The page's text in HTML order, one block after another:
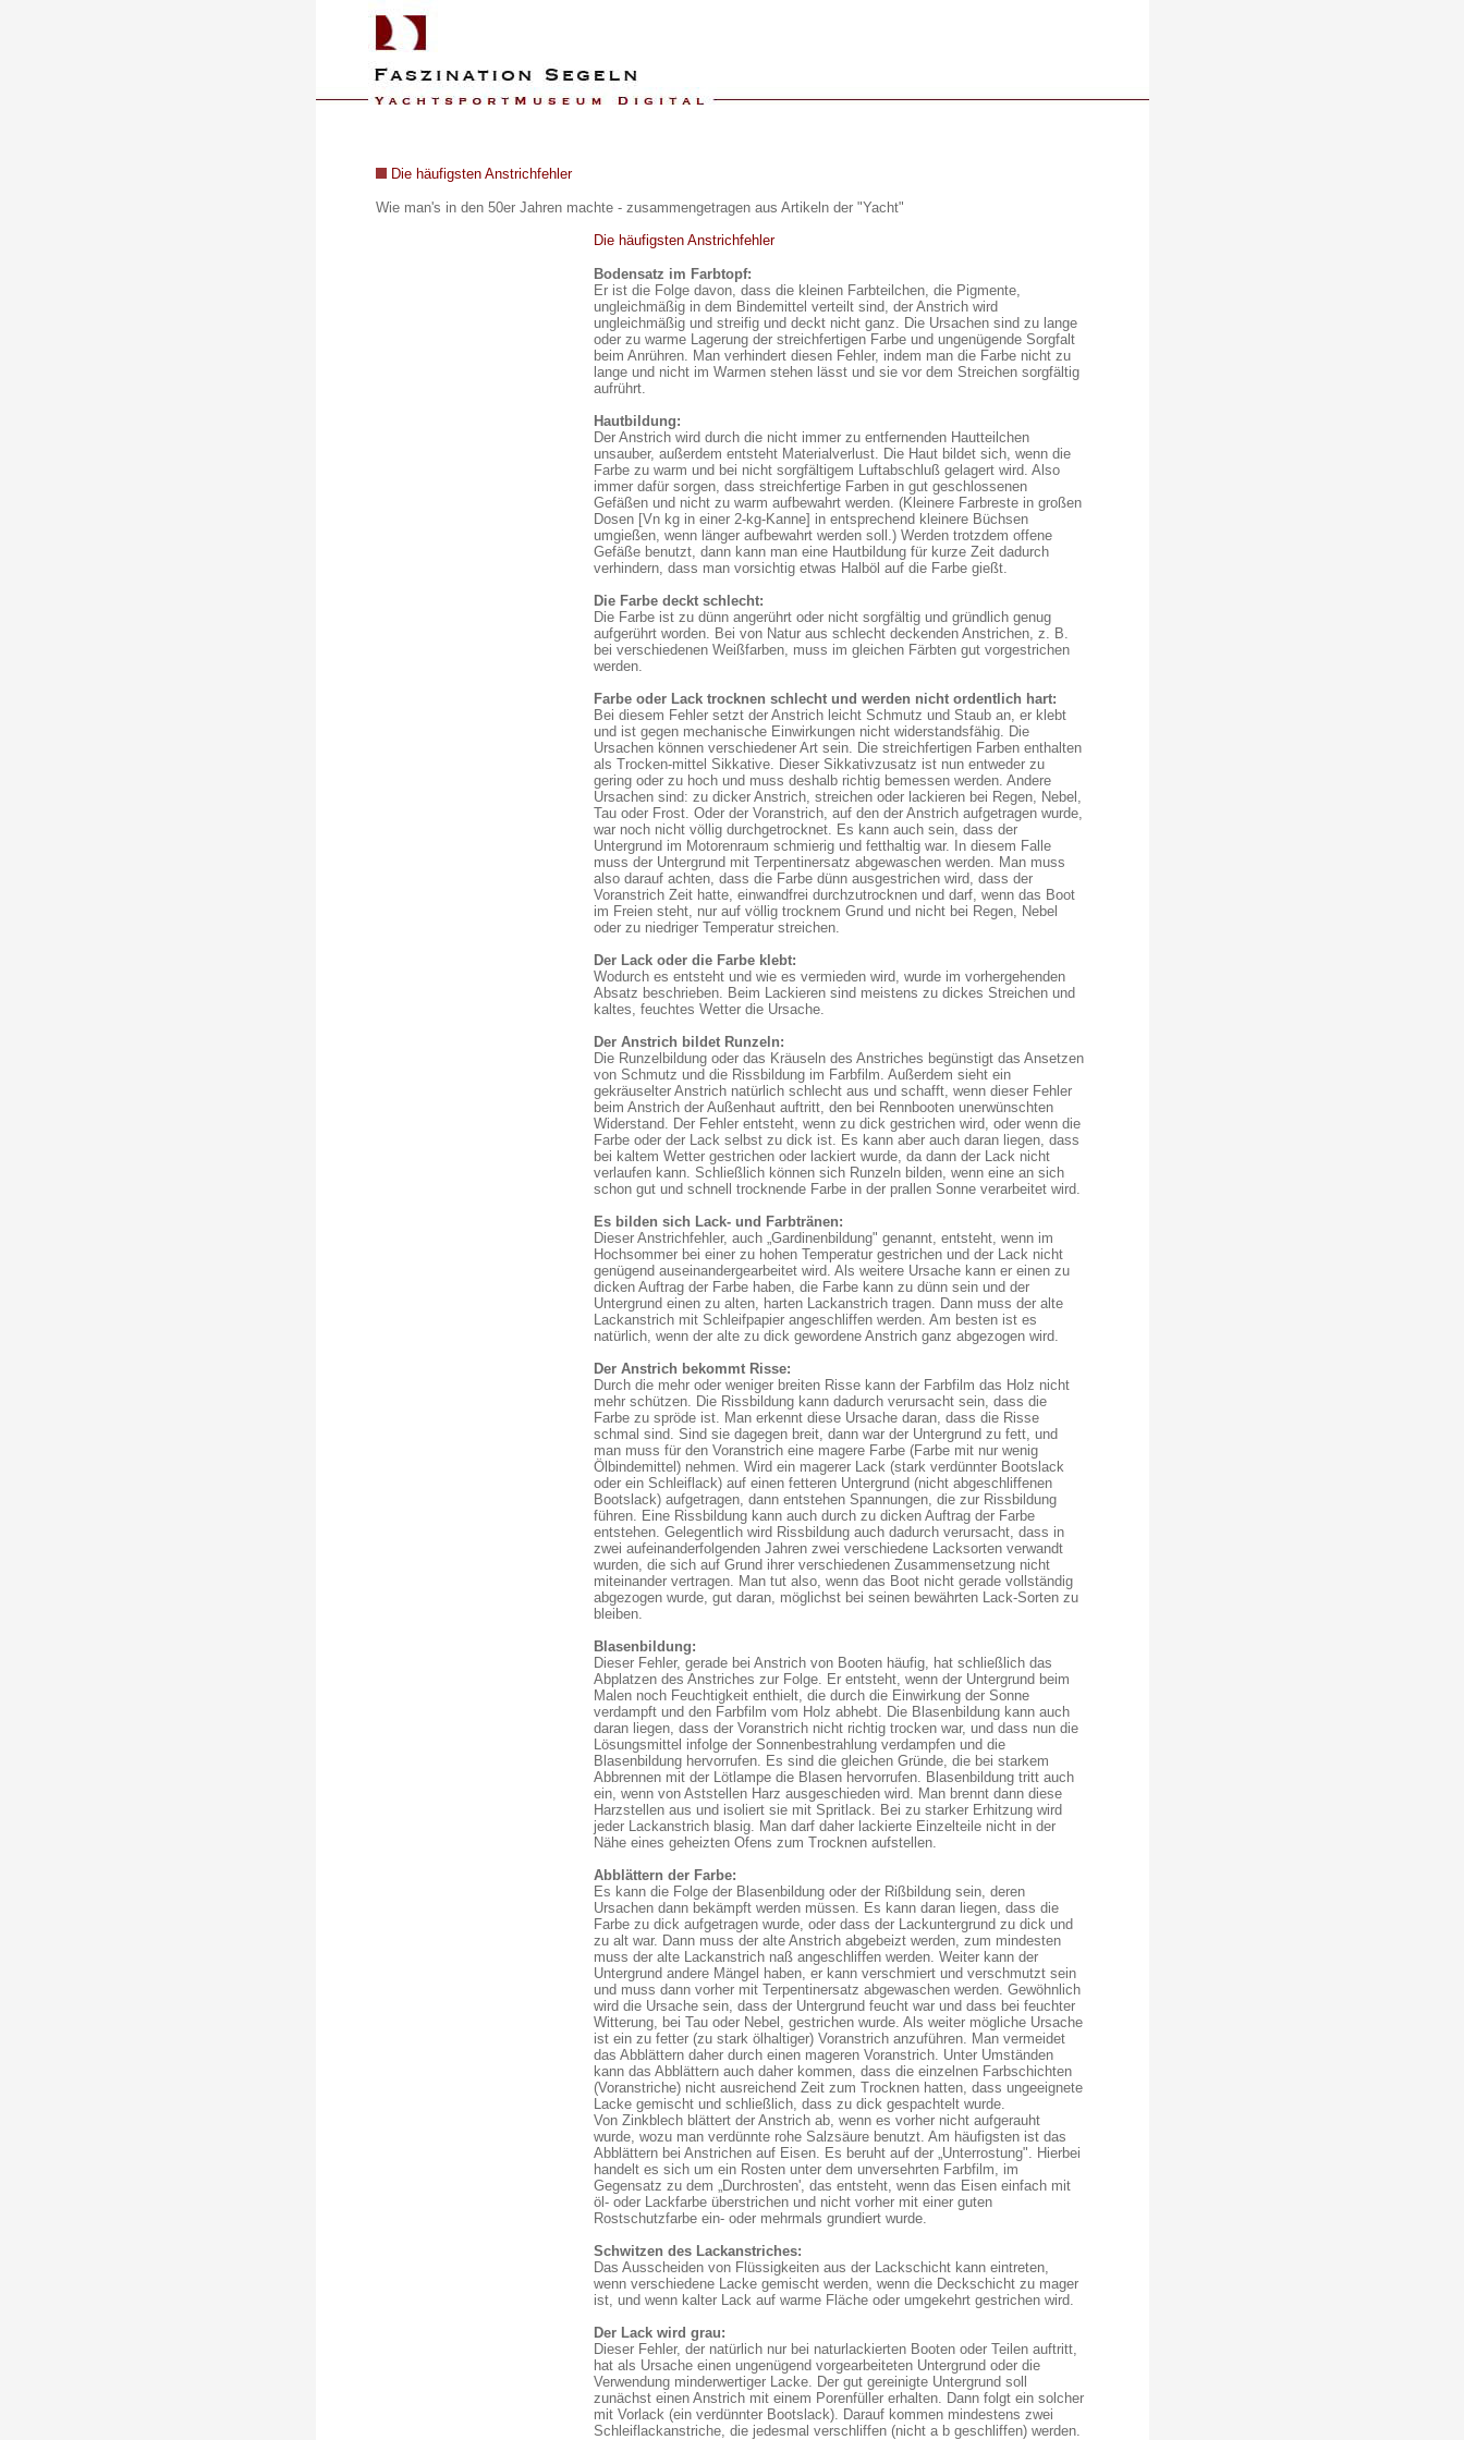
Die häufigsten Anstrichfehler
Wie man's in den 50er Jahren machte - zusammengetragen aus Artikeln der "Yacht"
Die häufigsten Anstrichfehler
Bodensatz im Farbtopf:
Er ist die Folge davon, dass die kleinen Farbteilchen, die Pigmente,
ungleichmäßig in dem Bindemittel verteilt sind, der Anstrich wird
ungleichmäßig und streifig und deckt nicht ganz. Die Ursachen sind zu lange
oder zu warme Lagerung der streichfertigen Farbe und ungenügende Sorgfalt
beim Anrühren. Man verhindert diesen Fehler, indem man die Farbe nicht zu
lange und nicht im Warmen stehen lässt und sie vor dem Streichen sorgfältig
aufrührt.
Hautbildung:
Der Anstrich wird durch die nicht immer zu entfernenden Hautteilchen
unsauber, außerdem entsteht Materialverlust. Die Haut bildet sich, wenn die
Farbe zu warm und bei nicht sorgfältigem Luftabschluß gelagert wird. Also
immer dafür sorgen, dass streichfertige Farben in gut geschlossenen
Gefäßen und nicht zu warm aufbewahrt werden. (Kleinere Farbreste in großen
Dosen [Vn kg in einer 2-kg-Kanne] in entsprechend kleinere Büchsen
umgießen, wenn länger aufbewahrt werden soll.) Werden trotzdem offene
Gefäße benutzt, dann kann man eine Hautbildung für kurze Zeit dadurch
verhindern, dass man vorsichtig etwas Halböl auf die Farbe gießt.
Die Farbe deckt schlecht:
Die Farbe ist zu dünn angerührt oder nicht sorgfältig und gründlich genug
aufgerührt worden. Bei von Natur aus schlecht deckenden Anstrichen, z. B.
bei verschiedenen Weißfarben, muss im gleichen Färbten gut vorgestrichen
werden.
Farbe oder Lack trocknen schlecht und werden nicht ordentlich hart:
Bei diesem Fehler setzt der Anstrich leicht Schmutz und Staub an, er klebt
und ist gegen mechanische Einwirkungen nicht widerstandsfähig. Die
Ursachen können verschiedener Art sein. Die streichfertigen Farben enthalten
als Trocken-mittel Sikkative. Dieser Sikkativzusatz ist nun entweder zu
gering oder zu hoch und muss deshalb richtig bemessen werden. Andere
Ursachen sind: zu dicker Anstrich, streichen oder lackieren bei Regen, Nebel,
Tau oder Frost. Oder der Voranstrich, auf den der Anstrich aufgetragen wurde,
war noch nicht völlig durchgetrocknet. Es kann auch sein, dass der
Untergrund im Motorenraum schmierig und fetthaltig war. In diesem Falle
muss der Untergrund mit Terpentinersatz abgewaschen werden. Man muss
also darauf achten, dass die Farbe dünn ausgestrichen wird, dass der
Voranstrich Zeit hatte, einwandfrei durchzutrocknen und darf, wenn das Boot
im Freien steht, nur auf völlig trocknem Grund und nicht bei Regen, Nebel
oder zu niedriger Temperatur streichen.
Der Lack oder die Farbe klebt:
Wodurch es entsteht und wie es vermieden wird, wurde im vorhergehenden
Absatz beschrieben. Beim Lackieren sind meistens zu dickes Streichen und
kaltes, feuchtes Wetter die Ursache.
Der Anstrich bildet Runzeln:
Die Runzelbildung oder das Kräuseln des Anstriches begünstigt das Ansetzen
von Schmutz und die Rissbildung im Farbfilm. Außerdem sieht ein
gekräuselter Anstrich natürlich schlecht aus und schafft, wenn dieser Fehler
beim Anstrich der Außenhaut auftritt, den bei Rennbooten unerwünschten
Widerstand. Der Fehler entsteht, wenn zu dick gestrichen wird, oder wenn die
Farbe oder der Lack selbst zu dick ist. Es kann aber auch daran liegen, dass
bei kaltem Wetter gestrichen oder lackiert wurde, da dann der Lack nicht
verlaufen kann. Schließlich können sich Runzeln bilden, wenn eine an sich
schon gut und schnell trocknende Farbe in der prallen Sonne verarbeitet wird.
Es bilden sich Lack- und Farbtränen:
Dieser Anstrichfehler, auch „Gardinenbildung" genannt, entsteht, wenn im
Hochsommer bei einer zu hohen Temperatur gestrichen und der Lack nicht
genügend auseinandergearbeitet wird. Als weitere Ursache kann er einen zu
dicken Auftrag der Farbe haben, die Farbe kann zu dünn sein und der
Untergrund einen zu alten, harten Lackanstrich tragen. Dann muss der alte
Lackanstrich mit Schleifpapier angeschliffen werden. Am besten ist es
natürlich, wenn der alte zu dick gewordene Anstrich ganz abgezogen wird.
Der Anstrich bekommt Risse:
Durch die mehr oder weniger breiten Risse kann der Farbfilm das Holz nicht
mehr schützen. Die Rissbildung kann dadurch verursacht sein, dass die
Farbe zu spröde ist. Man erkennt diese Ursache daran, dass die Risse
schmal sind. Sind sie dagegen breit, dann war der Untergrund zu fett, und
man muss für den Voranstrich eine magere Farbe (Farbe mit nur wenig
Ölbindemittel) nehmen. Wird ein magerer Lack (stark verdünnter Bootslack
oder ein Schleiflack) auf einen fetteren Untergrund (nicht abgeschliffenen
Bootslack) aufgetragen, dann entstehen Spannungen, die zur Rissbildung
führen. Eine Rissbildung kann auch durch zu dicken Auftrag der Farbe
entstehen. Gelegentlich wird Rissbildung auch dadurch verursacht, dass in
zwei aufeinanderfolgenden Jahren zwei verschiedene Lacksorten verwandt
wurden, die sich auf Grund ihrer verschiedenen Zusammensetzung nicht
miteinander vertragen. Man tut also, wenn das Boot nicht gerade vollständig
abgezogen wurde, gut daran, möglichst bei seinen bewährten Lack-Sorten zu
bleiben.
Blasenbildung:
Dieser Fehler, gerade bei Anstrich von Booten häufig, hat schließlich das
Abplatzen des Anstriches zur Folge. Er entsteht, wenn der Untergrund beim
Malen noch Feuchtigkeit enthielt, die durch die Einwirkung der Sonne
verdampft und den Farbfilm vom Holz abhebt. Die Blasenbildung kann auch
daran liegen, dass der Voranstrich nicht richtig trocken war, und dass nun die
Lösungsmittel infolge der Sonnenbestrahlung verdampfen und die
Blasenbildung hervorrufen. Es sind die gleichen Gründe, die bei starkem
Abbrennen mit der Lötlampe die Blasen hervorrufen. Blasenbildung tritt auch
ein, wenn von Aststellen Harz ausgeschieden wird. Man brennt dann diese
Harzstellen aus und isoliert sie mit Spritlack. Bei zu starker Erhitzung wird
jeder Lackanstrich blasig. Man darf daher lackierte Einzelteile nicht in der
Nähe eines geheizten Ofens zum Trocknen aufstellen.
Abblättern der Farbe:
Es kann die Folge der Blasenbildung oder der Rißbildung sein, deren
Ursachen dann bekämpft werden müssen. Es kann daran liegen, dass die
Farbe zu dick aufgetragen wurde, oder dass der Lackuntergrund zu dick und
zu alt war. Dann muss der alte Anstrich abgebeizt werden, zum mindesten
muss der alte Lackanstrich naß angeschliffen werden. Weiter kann der
Untergrund andere Mängel haben, er kann verschmiert und verschmutzt sein
und muss dann vorher mit Terpentinersatz abgewaschen werden. Gewöhnlich
wird die Ursache sein, dass der Untergrund feucht war und dass bei feuchter
Witterung, bei Tau oder Nebel, gestrichen wurde. Als weiter mögliche Ursache
ist ein zu fetter (zu stark ölhaltiger) Voranstrich anzuführen. Man vermeidet
das Abblättern daher durch einen mageren Voranstrich. Unter Umständen
kann das Abblättern auch daher kommen, dass die einzelnen Farbschichten
(Voranstriche) nicht ausreichend Zeit zum Trocknen hatten, dass ungeeignete
Lacke gemischt und schließlich, dass zu dick gespachtelt wurde.
Von Zinkblech blättert der Anstrich ab, wenn es vorher nicht aufgerauht
wurde, wozu man verdünnte rohe Salzsäure benutzt. Am häufigsten ist das
Abblättern bei Anstrichen auf Eisen. Es beruht auf der „Unterrostung". Hierbei
handelt es sich um ein Rosten unter dem unversehrten Farbfilm, im
Gegensatz zu dem „Durchrosten', das entsteht, wenn das Eisen einfach mit
öl- oder Lackfarbe überstrichen und nicht vorher mit einer guten
Rostschutzfarbe ein- oder mehrmals grundiert wurde.
Schwitzen des Lackanstriches:
Das Ausscheiden von Flüssigkeiten aus der Lackschicht kann eintreten,
wenn verschiedene Lacke gemischt werden, wenn die Deckschicht zu mager
ist, und wenn kalter Lack auf warme Fläche oder umgekehrt gestrichen wird.
Der Lack wird grau:
Dieser Fehler, der natürlich nur bei naturlackierten Booten oder Teilen auftritt,
hat als Ursache einen ungenügend vorgearbeiteten Untergrund oder die
Verwendung minderwertiger Lacke. Der gut gereinigte Untergrund soll
zunächst einen Anstrich mit einem Porenfüller erhalten. Dann folgt ein solcher
mit Vorlack (ein verdünnter Bootslack). Darauf kommen mindestens zwei
Schleiflackanstriche, die jedesmal verschliffen (nicht a b geschliffen) werden.